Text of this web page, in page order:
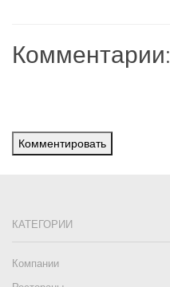
Комментарии:
Комментировать
КАТЕГОРИИ
Компании